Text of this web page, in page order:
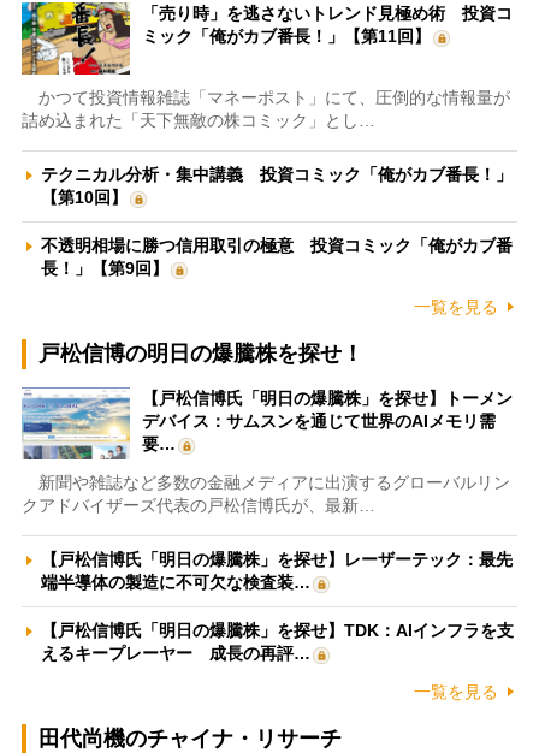
「売り時」を逃さないトレンド見極め術 投資コ
ミック「俺がカブ番長！」【第11回】
かつて投資情報雑誌「マネーポスト」にて、圧倒的な情報量が
詰め込まれた「天下無敵の株コミック」とし…
テクニカル分析・集中講義 投資コミック「俺がカブ番長！」
【第10回】
不透明相場に勝つ信用取引の極意 投資コミック「俺がカブ番
長！」【第9回】
一覧を見る
戸松信博の明日の爆騰株を探せ！
【戸松信博氏「明日の爆騰株」を探せ】トーメン
デバイス：サムスンを通じて世界のAIメモリ需
要…
新聞や雑誌など多数の金融メディアに出演するグローバルリン
クアドバイザーズ代表の戸松信博氏が、最新…
【戸松信博氏「明日の爆騰株」を探せ】レーザーテック：最先
端半導体の製造に不可欠な検査装…
【戸松信博氏「明日の爆騰株」を探せ】TDK：AIインフラを支
えるキープレーヤー 成長の再評…
一覧を見る
田代尚機のチャイナ・リサーチ